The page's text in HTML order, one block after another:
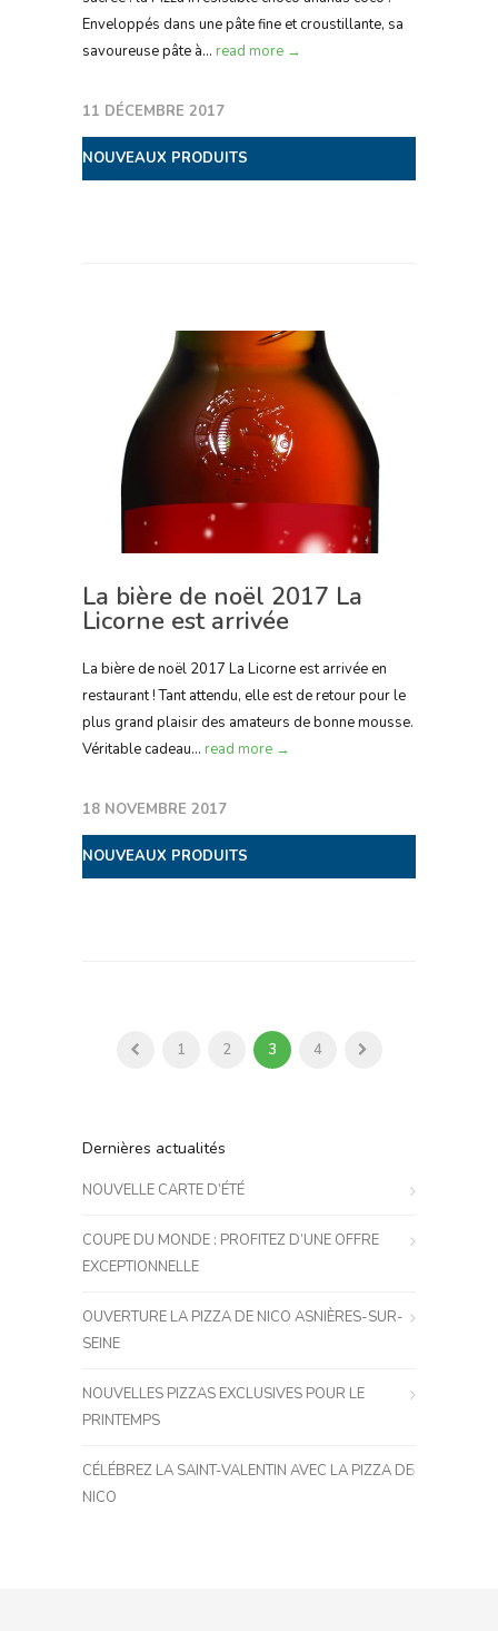
Enveloppés dans une pâte fine et croustillante, sa
savoureuse pâte à... read more →
11 DÉCEMBRE 2017
NOUVEAUX PRODUITS
La bière de noël 2017 La
Licorne est arrivée
La bière de noël 2017 La Licorne est arrivée en
restaurant ! Tant attendu, elle est de retour pour le
plus grand plaisir des amateurs de bonne mousse.
Véritable cadeau... read more →
18 NOVEMBRE 2017
NOUVEAUX PRODUITS
1 2 3 4
Dernières actualités
NOUVELLE CARTE D’ÉTÉ
COUPE DU MONDE : PROFITEZ D’UNE OFFRE
EXCEPTIONNELLE
OUVERTURE LA PIZZA DE NICO ASNIÈRES-SUR-
SEINE
NOUVELLES PIZZAS EXCLUSIVES POUR LE
PRINTEMPS
CÉLÉBREZ LA SAINT-VALENTIN AVEC LA PIZZA DE
NICO